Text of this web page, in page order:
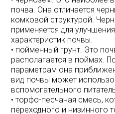
почва. Она отличается
комковой структурой.
применяется для
характеристик почвы.
• пойменный грунт. Это
располагается в поймах.
параметрам она
вид почвы может
вспомогательного
• торфо-песчаная смесь,
переходного и низинного